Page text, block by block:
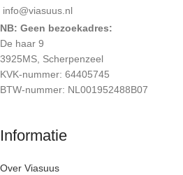
info@viasuus.nl
NB: Geen bezoekadres:
De haar 9
3925MS, Scherpenzeel
KVK-nummer: 64405745
BTW-nummer: NL001952488B07
Informatie
Over Viasuus